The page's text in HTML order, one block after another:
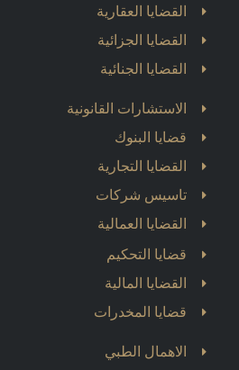
القضايا العقارية
القضايا الجزائية
القضايا الجنائية
الاستشارات القانونية
قضايا البنوك
القضايا التجارية
تاسيس شركات
القضايا العمالية
قضايا التحكيم
القضايا المالية
قضايا المخدرات
الاهمال الطبي